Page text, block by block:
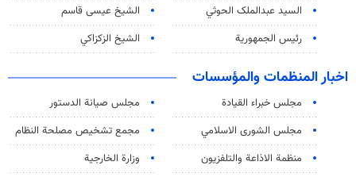
السید عبدالملک الحوثي
الشيخ عيسى قاسم
رئيس الجمهورية
الشيخ الزكزاكي
اخبار المنظمات والمؤسسات
مجلس خبراء القيادة
مجلس صيانة الدستور
مجلس الشورى الاسلامي
مجمع تشخيص مصلحة النظام
منظمة الاذاعة والتلفزیون
وزارة الخارجية